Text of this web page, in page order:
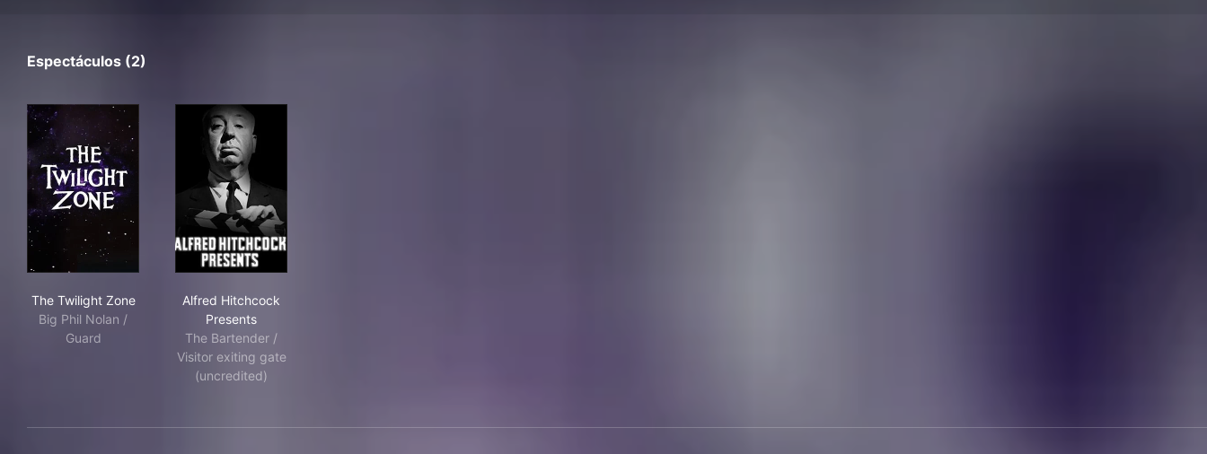
Espectáculos (2)
The Twilight Zone
Big Phil Nolan /
Guard
Alfred Hitchcock
Presents
The Bartender /
Visitor exiting gate
(uncredited)